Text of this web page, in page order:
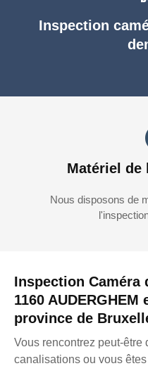
Inspection Caméra
1160
province de
Vous rencontrez peut-être
canalisations ou vous
Inspection
Matériel de
Nous disposons de